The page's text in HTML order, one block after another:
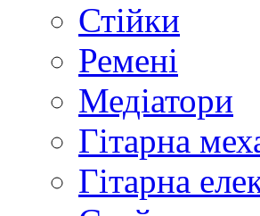
Стійки
Ремені
Медіатори
Гітарна
Гітарна